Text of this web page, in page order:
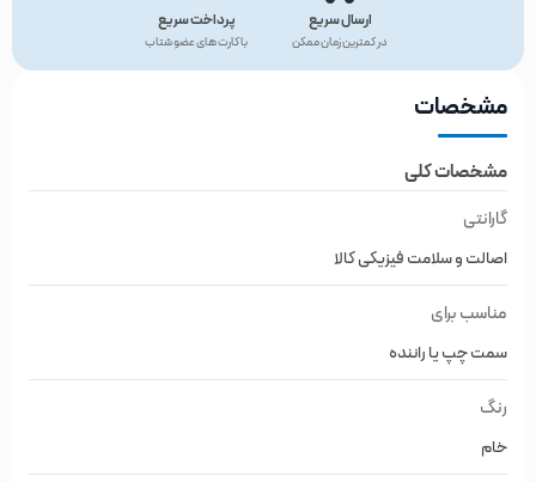
ارسال سریع
در کمترین زمان ممکن
پرداخت سریع
با کارت های عضو شتاب
مشخصات
مشخصات کلی
گارانتی
اصالت و سلامت فیزیکی کالا
مناسب برای
سمت چپ یا راننده
رنگ
خام